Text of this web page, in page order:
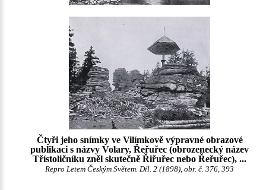
Čtyři jeho snímky ve Vilímkově výpravné obrazové
publikaci s názvy Volary, Řeřuřec (obrozenecký název
Třístoličníku zněl skutečně Řiřuřec nebo Řeřuřec), ...
Repro Letem Českým Světem. Díl. 2 (1898), obr. č. 376, 393